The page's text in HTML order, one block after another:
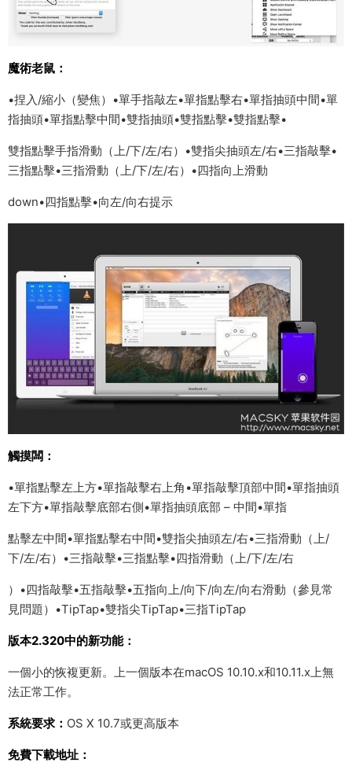
魔術老鼠：
•捏入/縮小（變焦）•單手指敲左•單指點擊右•單指抽頭中間•單
指抽頭•單指點擊中間•雙指抽頭•雙指點擊•雙指點擊•
雙指點擊手指滑動（上/下/左/右）•雙指尖抽頭左/右•三指敲擊•
三指點擊•三指滑動（上/下/左/右）•四指向上滑動
down•四指點擊•向左/向右提示
觸摸闆：
•單指點擊左上方•單指敲擊右上角•單指敲擊頂部中間•單指抽頭
左下方•單指敲擊底部右側•單指抽頭底部 – 中間•單指
點擊左中間•單指點擊右中間•雙指尖抽頭左/右•三指滑動（上/
下/左/右）•三指敲擊•三指點擊•四指滑動（上/下/左/右
）•四指敲擊•五指敲擊•五指向上/向下/向左/向右滑動（參見常
見問題）•TipTap•雙指尖TipTap•三指TipTap
版本2.320中的新功能：
一個小的恢複更新。上一個版本在macOS 10.10.x和10.11.x上無
法正常工作。
系統要求： OS X 10.7或更高版本
免費下載地址：